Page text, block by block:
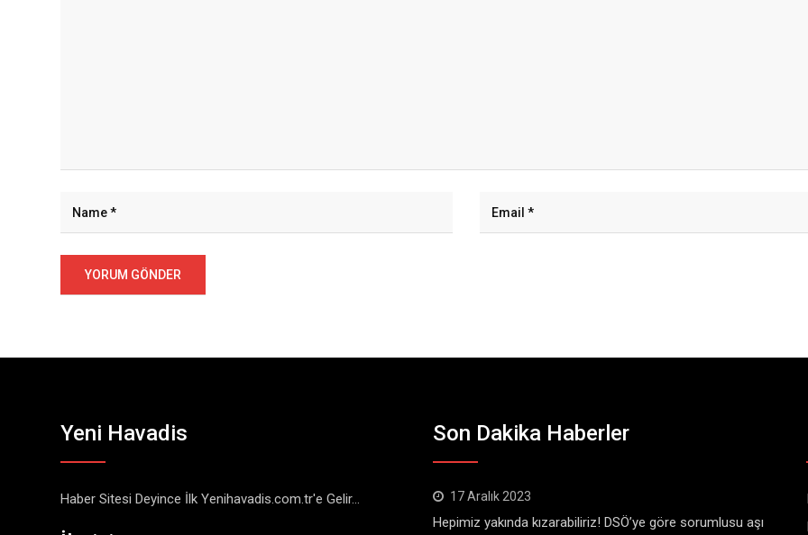
Yeni Havadis
Haber Sitesi Deyince İlk Yenihavadis.com.tr'e Gelir...
Son Dakika Haberler
17 Aralık 2023
Hepimiz yakında kızarabiliriz! DSÖ’ye göre sorumlusu aşı